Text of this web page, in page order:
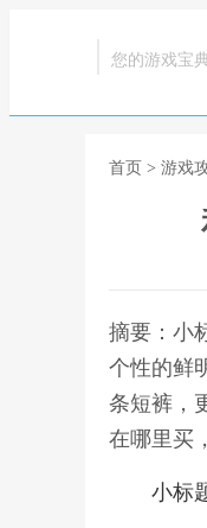
您的游戏宝
首页 > 游戏
摘要：小
个性的鲜
条短裤，
在哪里买
小标